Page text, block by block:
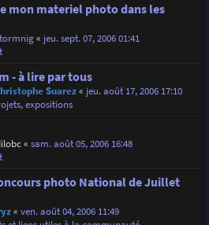
mon materiel photo dans les
« jeu. sept. 07, 2006 01:41
- à lire par tous
Suarez« jeu. août 17, 2006 17:10
expositions
« sam. août 05, 2006 16:48
photo National de Juillet
« ven. août 04, 2006 11:49